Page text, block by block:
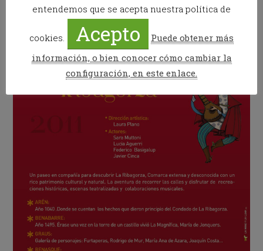
Domingo, 19h. Arén.Punto de encuentro: Plaza de
la Iglesia
entendemos que se acepta nuestra política de
cookies. Acepto
Puede obtener más
información, o bien conocer cómo cambiar la
configuración, en este enlace.